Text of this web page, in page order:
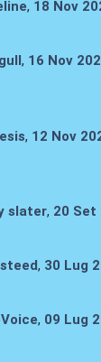
, 18 Nov
, 16 Nov
, 12 Nov
slater, 20 Set
, 30 Lug
, 09 Lug